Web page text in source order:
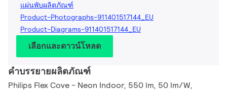
แผ่นพับผลิตภัณฑ์
Product-Photographs-911401517144_EU
Product-Diagrams-911401517144_EU
เลือกและดาวน์โหลด
คำบรรยายผลิตภัณฑ์
Philips Flex Cove - Neon Indoor, 550 lm, 50 lm/W,